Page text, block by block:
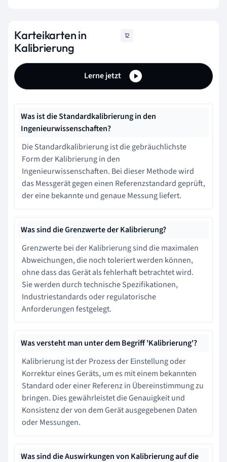
Karteikarten in
Kalibrierung
12
Lerne jetzt
Was ist die Standardkalibrierung in den
Ingenieurwissenschaften?
Die Standardkalibrierung ist die gebräuchlichste
Form der Kalibrierung in den
Ingenieurwissenschaften. Bei dieser Methode wird
das Messgerät gegen einen Referenzstandard geprüft,
der eine bekannte und genaue Messung liefert.
Was sind die Grenzwerte der Kalibrierung?
Grenzwerte bei der Kalibrierung sind die maximalen
Abweichungen, die noch toleriert werden können,
ohne dass das Gerät als fehlerhaft betrachtet wird.
Sie werden durch technische Spezifikationen,
Industriestandards oder regulatorische
Anforderungen festgelegt.
Was versteht man unter dem Begriff 'Kalibrierung'?
Kalibrierung ist der Prozess der Einstellung oder
Korrektur eines Geräts, um es mit einem bekannten
Standard oder einer Referenz in Übereinstimmung zu
bringen. Dies gewährleistet die Genauigkeit und
Konsistenz der von dem Gerät ausgegebenen Daten
oder Messungen.
Was sind die Auswirkungen von Kalibrierung auf die